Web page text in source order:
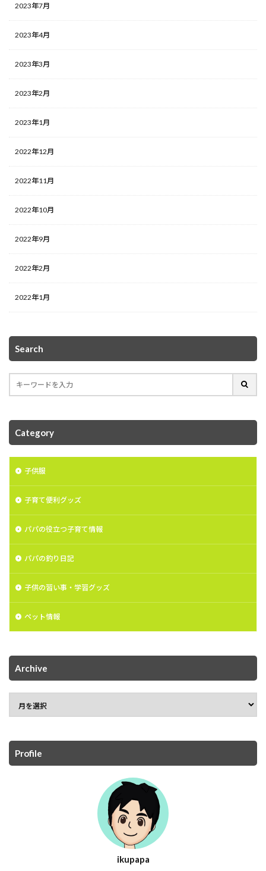
2023年7月
2023年4月
2023年3月
2023年2月
2023年1月
2022年12月
2022年11月
2022年10月
2022年9月
2022年2月
2022年1月
Search
Category
子供服
子育て便利グッズ
パパの役立つ子育て情報
パパの釣り日記
子供の習い事・学習グッズ
ペット情報
Archive
Profile
ikupapa